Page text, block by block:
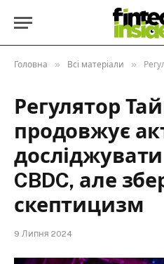
Головна » Всі матеріали » Регулятор
Регулятор
продовжує
CBDC, але
скептицизм
9 Липня 2024